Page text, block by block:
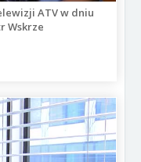
ATV w dniu
Wskrze